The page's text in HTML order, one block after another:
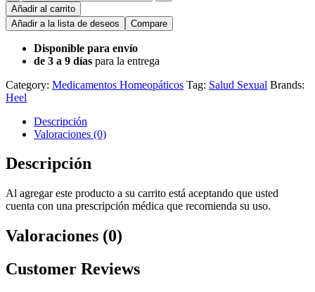
Añadir al carrito
Añadir a la lista de deseos
Compare
Disponible para envío
de 3 a 9 días para la entrega
Category: Medicamentos Homeopáticos Tag: Salud Sexual Brands:
Heel
Descripción
Valoraciones (0)
Descripción
Al agregar este producto a su carrito está aceptando que usted
cuenta con una prescripción médica que recomienda su uso.
Valoraciones (0)
Customer Reviews